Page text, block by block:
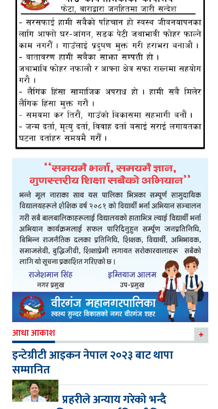
आधा आकाश
इन्टेग्रीटी आइकन नेपाल २०२३ बाट थापा
सम्मानित
प्रहरीले अन्याय गरेको भन्दै